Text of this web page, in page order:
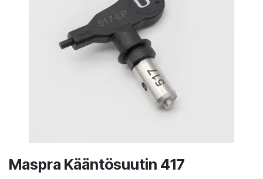
Maspra Kääntösuutin 417